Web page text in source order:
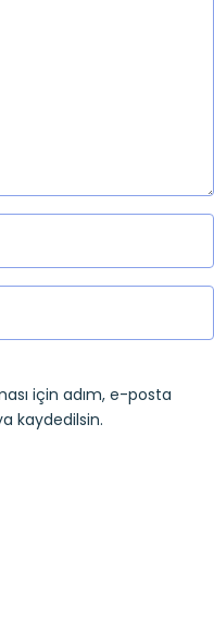
için adım, e-posta
kaydedilsin.